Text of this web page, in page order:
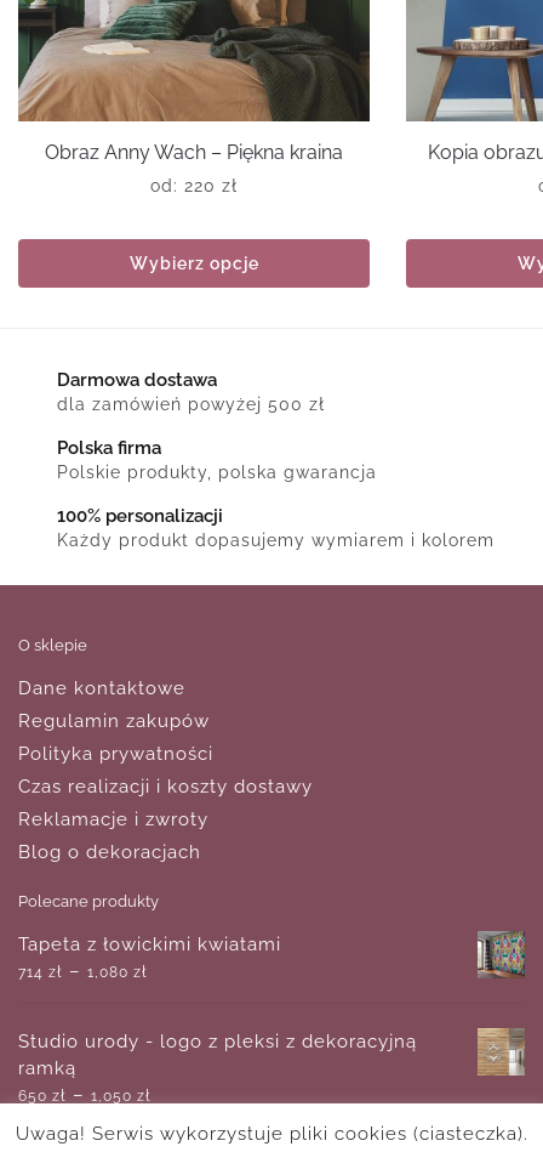
Obraz Anny Wach – Piękna kraina
od: 220 zł
Wybierz opcje
Kopia
Darmowa dostawa
dla zamówień powyżej 500 zł
Polska firma
Polskie produkty, polska gwarancja
100% personalizacji
Każdy produkt dopasujemy wymiarem i kolorem
O sklepie
Dane kontaktowe
Regulamin zakupów
Polityka prywatności
Czas realizacji i koszty dostawy
Reklamacje i zwroty
Blog o dekoracjach
Polecane produkty
Tapeta z łowickimi kwiatami
714 zł – 1,080 zł
Studio urody - logo z pleksi z dekoracyjną
ramką
650 zł – 1,050 zł
Uwaga! Serwis wykorzystuje pliki cookies (ciasteczka).